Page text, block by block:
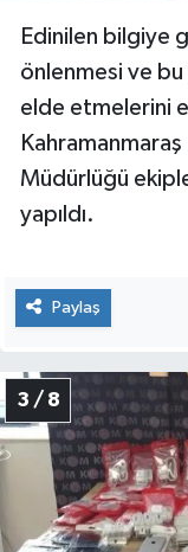
Edinilen bilgiye
önlenmesi ve bu
elde etmelerini
Müdürlüğü
yapıldı.
Paylaş
3 / 8